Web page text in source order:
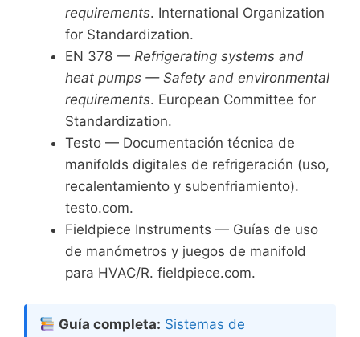
requirements. International Organization
for Standardization.
EN 378 — Refrigerating systems and
heat pumps — Safety and environmental
requirements. European Committee for
Standardization.
Testo — Documentación técnica de
manifolds digitales de refrigeración (uso,
recalentamiento y subenfriamiento).
testo.com.
Fieldpiece Instruments — Guías de uso
de manómetros y juegos de manifold
para HVAC/R. fieldpiece.com.
Guía completa: Sistemas de